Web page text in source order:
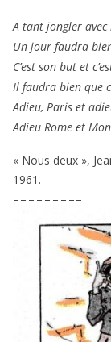
A tant jon­gler avec
Un jour fau­dra
C’est son but et
Il fau­dra bien que
Adieu, Paris et
Adieu Rome et
« Nous deux »,
1961 .
– – – – – – – – –